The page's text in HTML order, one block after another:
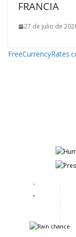
FRANCIA
27 de julio de
-
-
-
-
-